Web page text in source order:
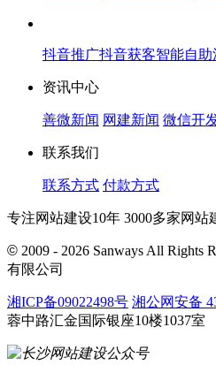
抖音推广抖音获客智能自助
资讯中心
善微新闻 网建新闻 微信开
联系我们
联系方式 付款方式
专注网站建设10年 3000多家网站
© 2009 - 2026 Sanways All Rights
有限公司
湘ICP备09022498号 湘公网安备
蓉中路汇金国际银座10楼1037室